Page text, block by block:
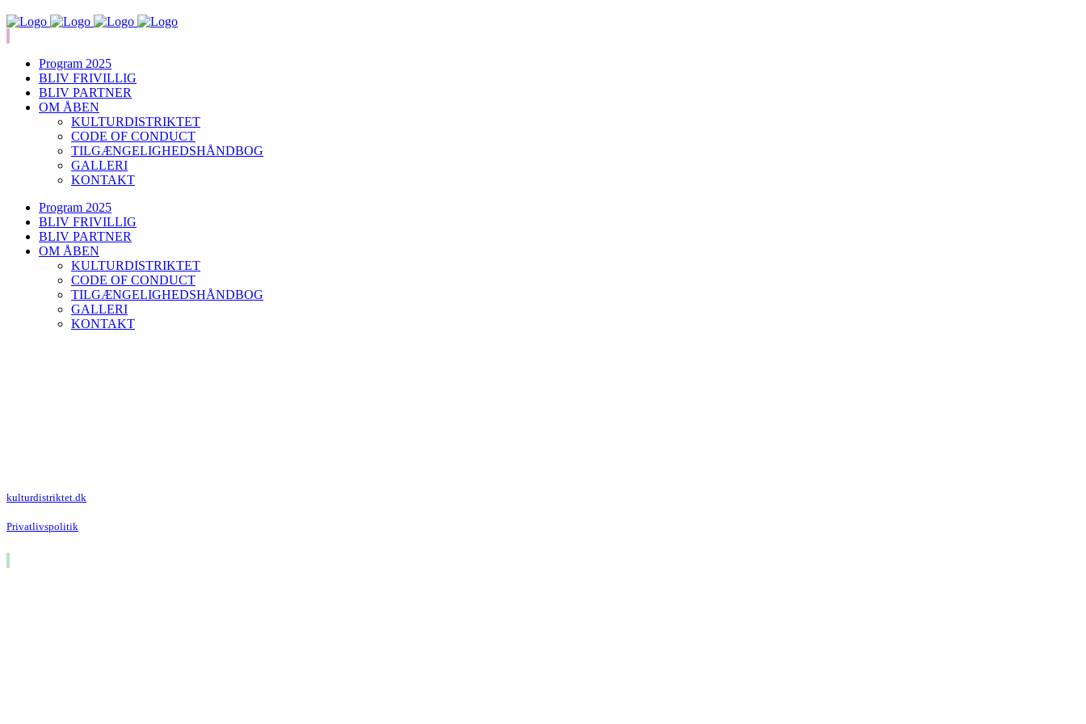
Program 2025
BLIV FRIVILLIG
BLIV PARTNER
OM ÅBEN
KULTURDISTRIKTET
CODE OF CONDUCT
TILGÆNGELIGHEDSHÅNDBOG
GALLERI
KONTAKT
Program 2025
BLIV FRIVILLIG
BLIV PARTNER
OM ÅBEN
KULTURDISTRIKTET
CODE OF CONDUCT
TILGÆNGELIGHEDSHÅNDBOG
GALLERI
KONTAKT
kulturdistriktet.dk
Privatlivspolitik